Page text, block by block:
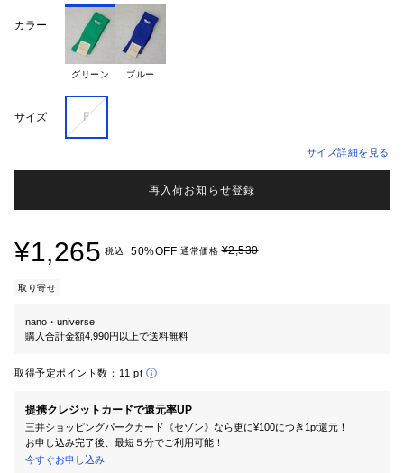
カラー
グリーン ブルー
サイズ Ｆ
サイズ詳細を見る
再入荷お知らせ登録
¥1,265 税込 50%OFF 通常価格¥2,530
取り寄せ
nano・universe
購入合計金額4,990円以上で送料無料
取得予定ポイント数： 11 pt
提携クレジットカードで還元率UP
三井ショッピングパークカード《セゾン》なら更に¥100につき1pt還元！
お申し込み完了後、最短５分でご利用可能！
今すぐお申し込み